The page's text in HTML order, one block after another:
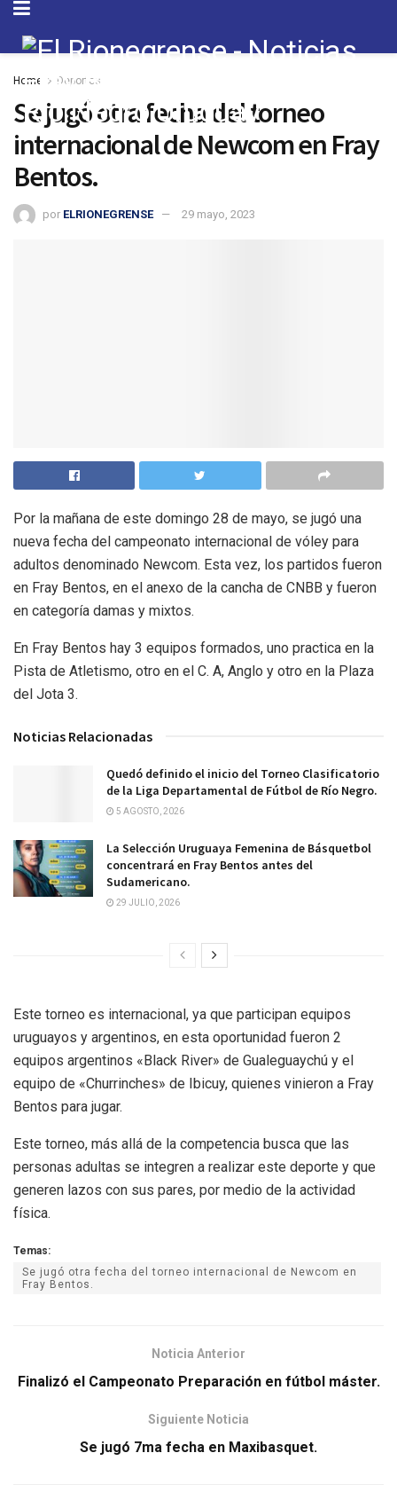
Home Deportes
Se jugó otra fecha del torneo
internacional de Newcom en Fray
Bentos.
por ELRIONEGRENSE 29 mayo, 2023
Por la mañana de este domingo 28 de mayo, se jugó una
nueva fecha del campeonato internacional de vóley para
adultos denominado Newcom. Esta vez, los partidos fueron
en Fray Bentos, en el anexo de la cancha de CNBB y fueron
en categoría damas y mixtos.
En Fray Bentos hay 3 equipos formados, uno practica en la
Pista de Atletismo, otro en el C. A, Anglo y otro en la Plaza
del Jota 3.
Noticias Relacionadas
Quedó definido el inicio del Torneo Clasificatorio
de la Liga Departamental de Fútbol de Río Negro.
5 AGOSTO, 2026
La Selección Uruguaya Femenina de Básquetbol
concentrará en Fray Bentos antes del
Sudamericano.
29 JULIO, 2026
Este torneo es internacional, ya que participan equipos
uruguayos y argentinos, en esta oportunidad fueron 2
equipos argentinos «Black River» de Gualeguaychú y el
equipo de «Churrinches» de Ibicuy, quienes vinieron a Fray
Bentos para jugar.
Este torneo, más allá de la competencia busca que las
personas adultas se integren a realizar este deporte y que
generen lazos con sus pares, por medio de la actividad
física.
Temas:
Se jugó otra fecha del torneo internacional de Newcom en
Fray Bentos.
Noticia Anterior
Finalizó el Campeonato Preparación en fútbol máster.
Siguiente Noticia
Se jugó 7ma fecha en Maxibasquet.